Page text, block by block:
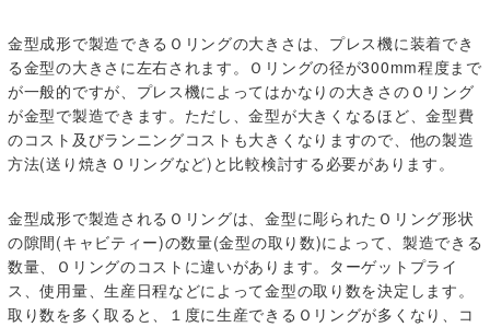
金型成形で製造できるＯリングの大きさは、プレス機に装着でき
る金型の大きさに左右されます。Ｏリングの径が300mm程度まで
が一般的ですが、プレス機によってはかなりの大きさのＯリング
が金型で製造できます。ただし、金型が大きくなるほど、金型費
のコスト及びランニングコストも大きくなりますので、他の製造
方法(送り焼きＯリングなど)と比較検討する必要があります。
金型成形で製造されるＯリングは、金型に彫られたＯリング形状
の隙間(キャビティー)の数量(金型の取り数)によって、製造できる
数量、Ｏリングのコストに違いがあります。ターゲットプライ
ス、使用量、生産日程などによって金型の取り数を決定します。
取り数を多く取ると、１度に生産できるＯリングが多くなり、コ